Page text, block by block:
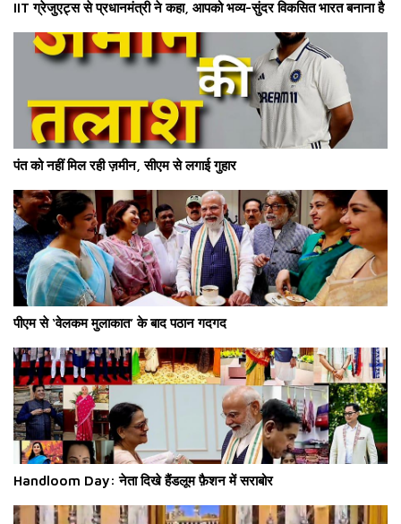
IIT ग्रेजुएट्स से प्रधानमंत्री ने कहा, आपको भव्य-सुंदर विकसित भारत बनाना है
पंत को नहीं मिल रही ज़मीन, सीएम से लगाई गुहार
पीएम से ‘वेलकम मुलाकात’ के बाद पठान गदगद
Handloom Day: नेता दिखे हैंडलूम फ़ैशन में सराबोर